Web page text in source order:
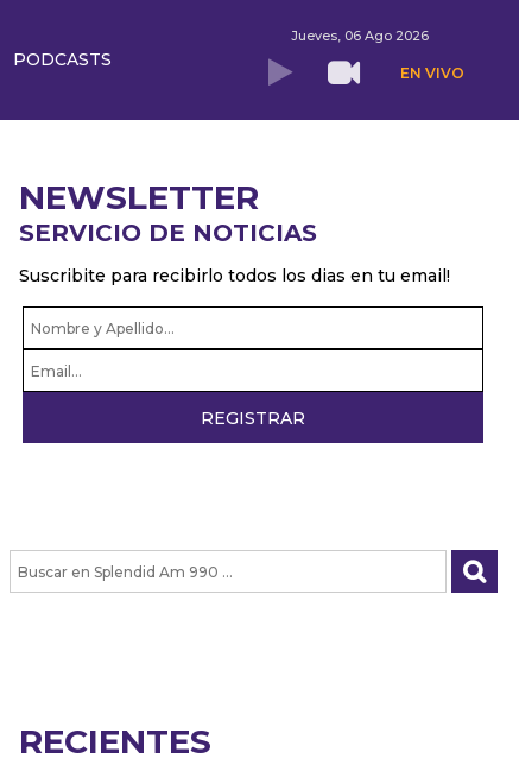
PODCASTS
Jueves, 06 Ago 2026
EN VIVO
NEWSLETTER
SERVICIO DE NOTICIAS
Suscribite para recibirlo todos los dias en tu email!
RECIENTES